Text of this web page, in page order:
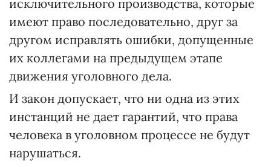
исключительного производства, которые
имеют право последовательно, друг за
другом исправлять ошибки, допущенные
их коллегами на предыдущем этапе
движения уголовного дела.
И закон допускает, что ни одна из этих
инстанций не дает гарантий, что права
человека в уголовном процессе не будут
нарушаться.